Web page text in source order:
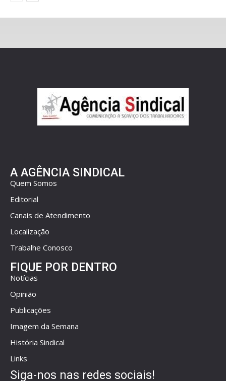
A AGÊNCIA SINDICAL
Quem Somos
Editorial
Canais de Atendimento
Localização
Trabalhe Conosco
FIQUE POR DENTRO
Notícias
Opinião
Publicações
Imagem da Semana
História Sindical
Links
Siga-nos nas redes sociais!